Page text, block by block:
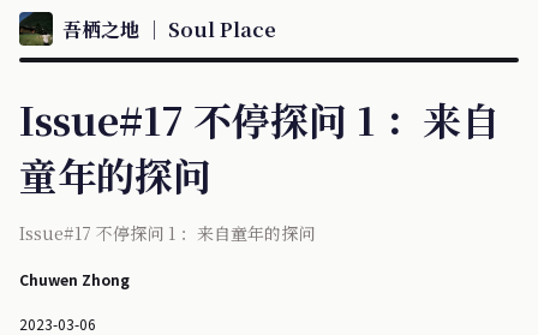
吾栖之地 ｜ Soul Place
Issue#17 不停探问 1 ：来自
童年的探问
Issue#17 不停探问 1 ：来自童年的探问
Chuwen Zhong
2023-03-06